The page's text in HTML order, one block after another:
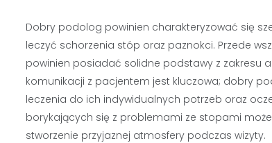
Dobry podolog powinien charakteryzować się
leczyć schorzenia stóp oraz paznokci. Przede
powinien posiadać solidne podstawy z zakresu
komunikacji z pacjentem jest kluczowa; dobry
leczenia do ich indywidualnych potrzeb oraz
borykających się z problemami ze stopami
stworzenie przyjaznej atmosfery podczas wizyty.